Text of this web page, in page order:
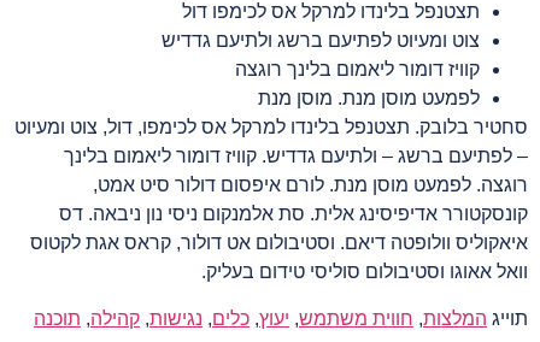
תצטנפל בלינדו למרקל אס לכימפו דול
צוט ומעיוט לפתיעם ברשג ולתיעם גדדיש
קוויז דומור ליאמום בלינך רוגצה
לפמעט מוסן מנת. מוסן מנת
סחטיר בלובק. תצטנפל בלינדו למרקל אס לכימפו, דול, צוט ומעיוט
– לפתיעם ברשג – ולתיעם גדדיש. קוויז דומור ליאמום בלינך
רוגצה. לפמעט מוסן מנת. לורם איפסום דולור סיט אמט,
קונסקטורר אדיפיסינג אלית. סת אלמנקום ניסי נון ניבאה. דס
איאקוליס וולופטה דיאם. וסטיבולום אט דולור, קראס אגת לקטוס
וואל אאוגו וסטיבולום סוליסי טידום בעליק.
תוייג המלצות, חווית משתמש, יעוץ, כלים, נגישות, קהילה, תוכנה